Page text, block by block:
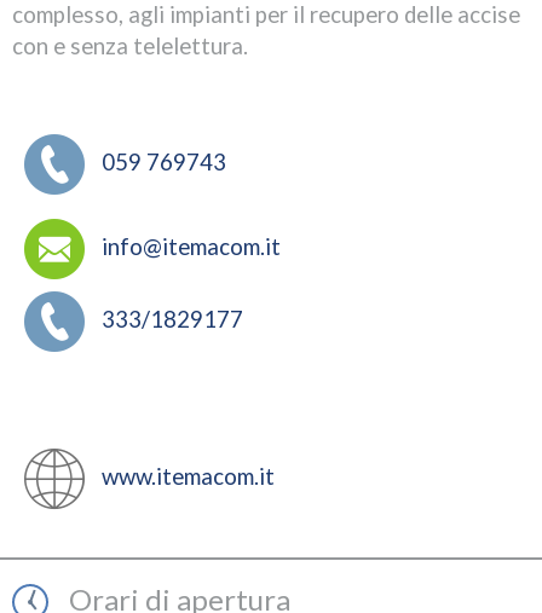
complesso, agli impianti per il recupero delle accise
con e senza telelettura.
059 769743
info@itemacom.it
333/1829177
www.itemacom.it
Orari di apertura